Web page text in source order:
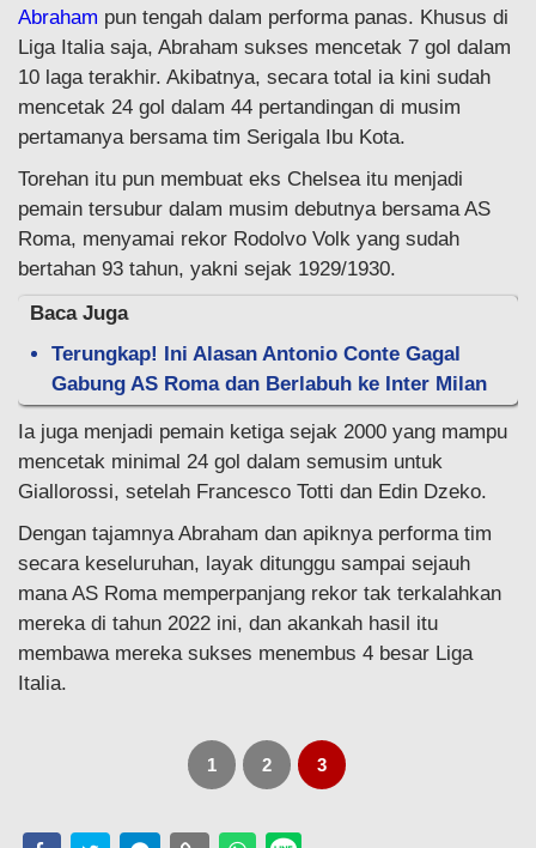
Abraham pun tengah dalam performa panas. Khusus di
Liga Italia saja, Abraham sukses mencetak 7 gol dalam
10 laga terakhir. Akibatnya, secara total ia kini sudah
mencetak 24 gol dalam 44 pertandingan di musim
pertamanya bersama tim Serigala Ibu Kota.
Torehan itu pun membuat eks Chelsea itu menjadi
pemain tersubur dalam musim debutnya bersama AS
Roma, menyamai rekor Rodolvo Volk yang sudah
bertahan 93 tahun, yakni sejak 1929/1930.
Baca Juga
Terungkap! Ini Alasan Antonio Conte Gagal
Gabung AS Roma dan Berlabuh ke Inter Milan
Ia juga menjadi pemain ketiga sejak 2000 yang mampu
mencetak minimal 24 gol dalam semusim untuk
Giallorossi, setelah Francesco Totti dan Edin Dzeko.
Dengan tajamnya Abraham dan apiknya performa tim
secara keseluruhan, layak ditunggu sampai sejauh
mana AS Roma memperpanjang rekor tak terkalahkan
mereka di tahun 2022 ini, dan akankah hasil itu
membawa mereka sukses menembus 4 besar Liga
Italia.
1 2 3